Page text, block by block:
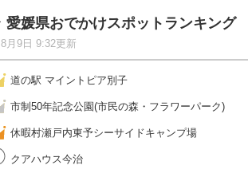
愛媛県おでかけスポットランキング
8月9日 9:32更新
道の駅 マイントピア別子
市制50年記念公園(市民の森・フラワーパーク)
休暇村瀬戸内東予シーサイドキャンプ場
クアハウス今治